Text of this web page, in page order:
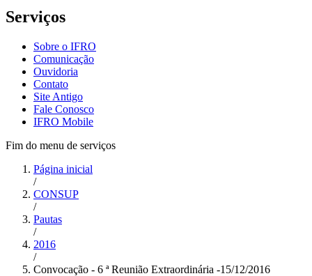
Serviços
Sobre o IFRO
Comunicação
Ouvidoria
Contato
Site Antigo
Fale Conosco
IFRO Mobile
Fim do menu de serviços
Página inicial
/
CONSUP
/
Pautas
/
2016
/
Convocação - 6 ª Reunião Extraordinária -15/12/2016